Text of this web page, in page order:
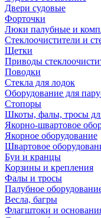
Двери судовые
Форточки
Люки палубные и
Стеклоочистители и
Щетки
Приводы
Поводки
Стекла для лодок
Оборудование для
Стопоры
Шкоты, фалы, тросы
Якорно-швартовое
Якорное оборудование
Швартовое
Буи и кранцы
Корзины и крепления
Фалы и тросы
Палубное
Весла, багры
Флагштоки и